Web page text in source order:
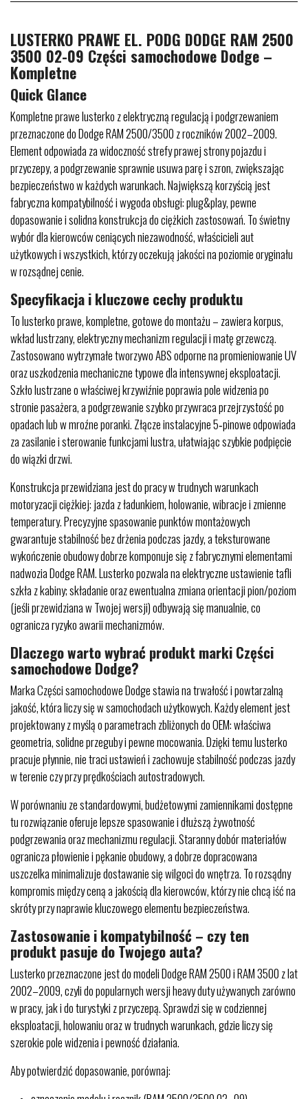
LUSTERKO PRAWE EL. PODG DODGE RAM 2500
3500 02-09 Części samochodowe Dodge –
Kompletne
Quick Glance
Kompletne prawe lusterko z elektryczną regulacją i podgrzewaniem
przeznaczone do Dodge RAM 2500/3500 z roczników 2002–2009.
Element odpowiada za widoczność strefy prawej strony pojazdu i
przyczepy, a podgrzewanie sprawnie usuwa parę i szron, zwiększając
bezpieczeństwo w każdych warunkach. Największą korzyścią jest
fabryczna kompatybilność i wygoda obsługi: plug&play, pewne
dopasowanie i solidna konstrukcja do ciężkich zastosowań. To świetny
wybór dla kierowców ceniących niezawodność, właścicieli aut
użytkowych i wszystkich, którzy oczekują jakości na poziomie oryginału
w rozsądnej cenie.
Specyfikacja i kluczowe cechy produktu
To lusterko prawe, kompletne, gotowe do montażu – zawiera korpus,
wkład lustrzany, elektryczny mechanizm regulacji i matę grzewczą.
Zastosowano wytrzymałe tworzywo ABS odporne na promieniowanie UV
oraz uszkodzenia mechaniczne typowe dla intensywnej eksploatacji.
Szkło lustrzane o właściwej krzywiźnie poprawia pole widzenia po
stronie pasażera, a podgrzewanie szybko przywraca przejrzystość po
opadach lub w mroźne poranki. Złącze instalacyjne 5‑pinowe odpowiada
za zasilanie i sterowanie funkcjami lustra, ułatwiając szybkie podpięcie
do wiązki drzwi.
Konstrukcja przewidziana jest do pracy w trudnych warunkach
motoryzacji ciężkiej: jazda z ładunkiem, holowanie, wibracje i zmienne
temperatury. Precyzyjne spasowanie punktów montażowych
gwarantuje stabilność bez drżenia podczas jazdy, a teksturowane
wykończenie obudowy dobrze komponuje się z fabrycznymi elementami
nadwozia Dodge RAM. Lusterko pozwala na elektryczne ustawienie tafli
szkła z kabiny; składanie oraz ewentualna zmiana orientacji pion/poziom
(jeśli przewidziana w Twojej wersji) odbywają się manualnie, co
ogranicza ryzyko awarii mechanizmów.
Dlaczego warto wybrać produkt marki Części
samochodowe Dodge?
Marka Części samochodowe Dodge stawia na trwałość i powtarzalną
jakość, która liczy się w samochodach użytkowych. Każdy element jest
projektowany z myślą o parametrach zbliżonych do OEM: właściwa
geometria, solidne przeguby i pewne mocowania. Dzięki temu lusterko
pracuje płynnie, nie traci ustawień i zachowuje stabilność podczas jazdy
w terenie czy przy prędkościach autostradowych.
W porównaniu ze standardowymi, budżetowymi zamiennikami dostępne
tu rozwiązanie oferuje lepsze spasowanie i dłuższą żywotność
podgrzewania oraz mechanizmu regulacji. Staranny dobór materiałów
ogranicza płowienie i pękanie obudowy, a dobrze dopracowana
uszczelka minimalizuje dostawanie się wilgoci do wnętrza. To rozsądny
kompromis między ceną a jakością dla kierowców, którzy nie chcą iść na
skróty przy naprawie kluczowego elementu bezpieczeństwa.
Zastosowanie i kompatybilność – czy ten
produkt pasuje do Twojego auta?
Lusterko przeznaczone jest do modeli Dodge RAM 2500 i RAM 3500 z lat
2002–2009, czyli do popularnych wersji heavy duty używanych zarówno
w pracy, jak i do turystyki z przyczepą. Sprawdzi się w codziennej
eksploatacji, holowaniu oraz w trudnych warunkach, gdzie liczy się
szerokie pole widzenia i pewność działania.
Aby potwierdzić dopasowanie, porównaj: